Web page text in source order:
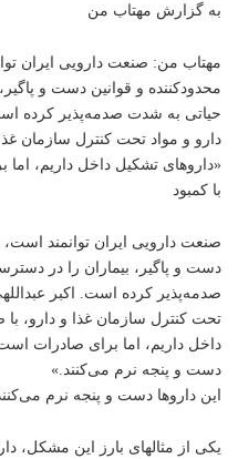
به گزارش مهتاب من
مهتاب من: صنعت دارویی ایران
محدودکننده و قوانین دست و
حیاتی به شدت صدمه‌پذیر کرده
دارو و مواد تحت کنترل سازمان
«داروهای تشکیل داخل داریم،
با کمبود
صنعت دارویی ایران توانمند
دست و پاگیر، بیماران را در
صدمه‌پذیر کرده است. اکبر
تحت کنترل سازمان غذا و دارو،
داخل داریم، اما برای صادرات است
دست و پنجه نرم می‌کنند.»
این داروها دست و پنجه نرم
یکی از مثالهای بارز این مشکل،